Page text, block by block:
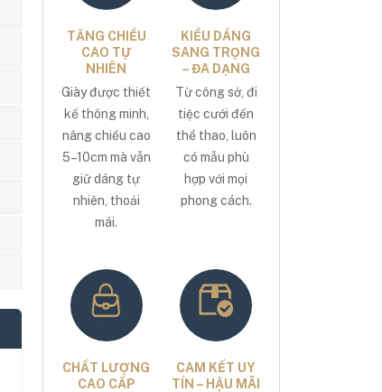
TĂNG CHIỀU
CAO TỰ
NHIÊN
Giày được thiết
kế thông minh,
nâng chiều cao
5–10cm mà vẫn
giữ dáng tự
nhiên, thoải
mái.
KIỂU DÁNG
SANG TRỌNG
– ĐA DẠNG
Từ công sở, đi
tiệc cưới đến
thể thao, luôn
có mẫu phù
hợp với mọi
phong cách.
CHẤT LƯỢNG
CAO CẤP
CAM KẾT UY
TÍN – HẬU MÃI